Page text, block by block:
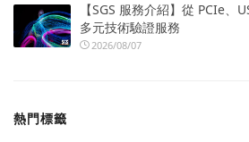
【SGS 服務介紹】從 PCIe、
多元技術驗證服務
2026/08/07
熱門標籤